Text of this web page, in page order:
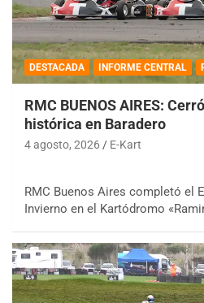
DESTACADA INFORME CENTRAL
RMC BUENOS AIRES:
histórica en Baradero
4 agosto, 2026 E-Kart
RMC Buenos Aires completó el
Invierno en el Kartódromo